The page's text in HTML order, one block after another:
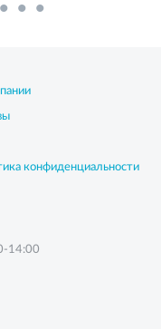
конфиденциальности
14:00